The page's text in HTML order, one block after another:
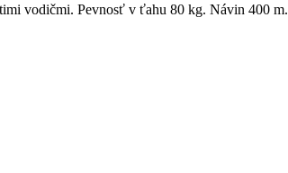
vodičmi. Pevnosť v ťahu 80 kg. Návin 400 m.